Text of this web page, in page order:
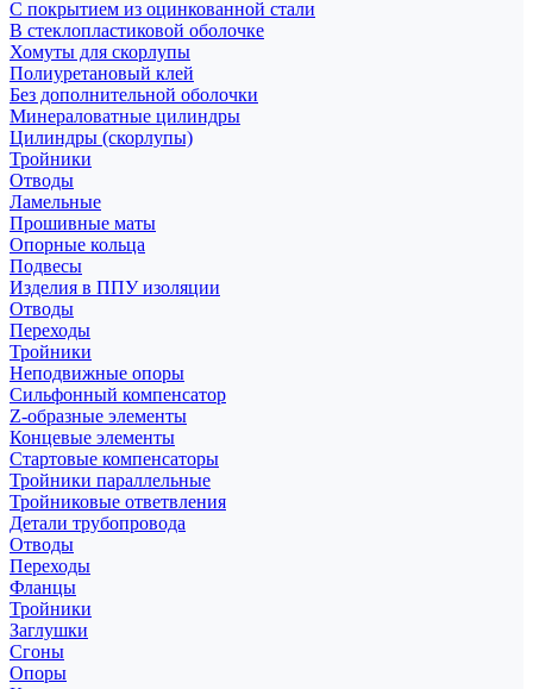
С покрытием из оцинкованной стали
В стеклопластиковой оболочке
Хомуты для скорлупы
Полиуретановый клей
Без дополнительной оболочки
Минераловатные цилиндры
Цилиндры (скорлупы)
Тройники
Отводы
Ламельные
Прошивные маты
Опорные кольца
Подвесы
Изделия в ППУ изоляции
Отводы
Переходы
Тройники
Неподвижные опоры
Cильфонный компенсатор
Z-образные элементы
Концевые элементы
Стартовые компенсаторы
Тройники параллельные
Тройниковые ответвления
Детали трубопровода
Отводы
Переходы
Фланцы
Тройники
Заглушки
Сгоны
Опоры